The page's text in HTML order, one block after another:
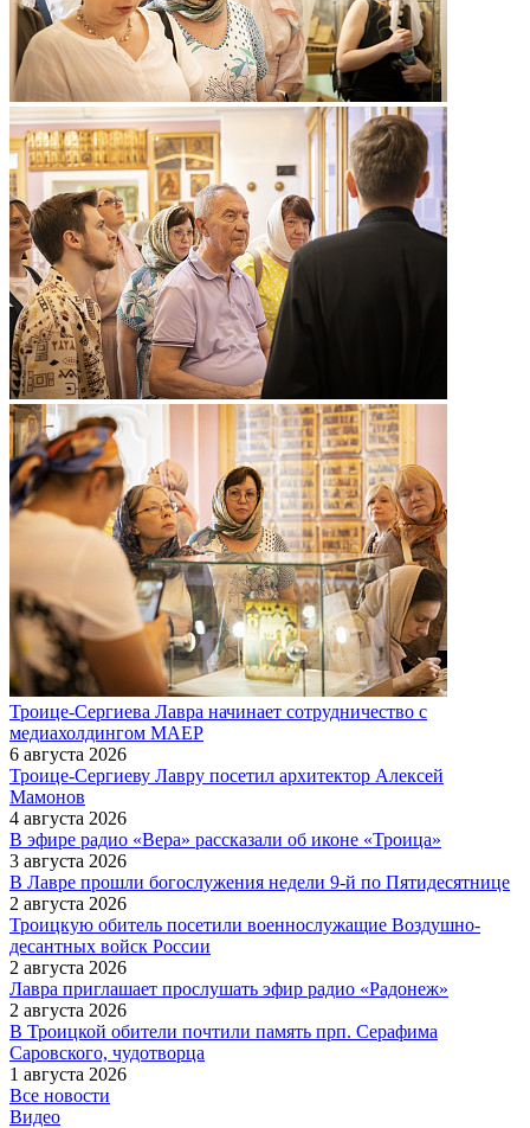
Троице-Сергиева Лавра начинает сотрудничество с
медиахолдингом МАЕР
6 августа 2026
Троице-Сергиеву Лавру посетил архитектор Алексей
Мамонов
4 августа 2026
В эфире радио «Вера» рассказали об иконе «Троица»
3 августа 2026
В Лавре прошли богослужения недели 9-й по Пятидесятнице
2 августа 2026
Троицкую обитель посетили военнослужащие Воздушно-
десантных войск России
2 августа 2026
Лавра приглашает прослушать эфир радио «Радонеж»
2 августа 2026
В Троицкой обители почтили память прп. Серафима
Саровского, чудотворца
1 августа 2026
Все новости
Видео